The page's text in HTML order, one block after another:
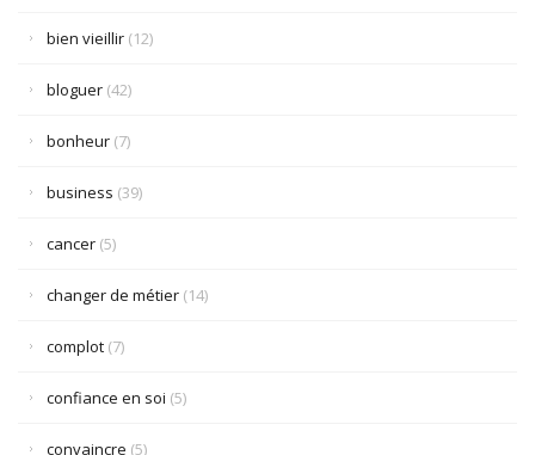
bien vieillir (12)
bloguer (42)
bonheur (7)
business (39)
cancer (5)
changer de métier (14)
complot (7)
confiance en soi (5)
convaincre (5)